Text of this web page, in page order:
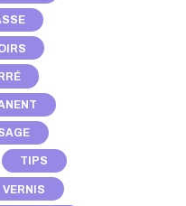
TIPS
VERNIS